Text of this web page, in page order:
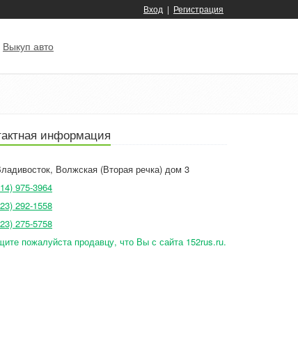
Вход | Регистрация
Выкуп авто
информация
, Волжская (Вторая речка) дом 3
975-3964
292-1558
275-5758
пожалуйста продавцу, что Вы с сайта 152rus.ru.